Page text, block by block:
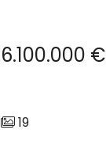
6.100.000 €
19